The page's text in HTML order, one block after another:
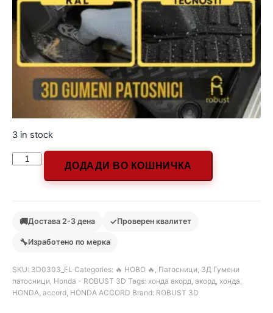
3 in stock
ДОДАДИ ВО КОШНИЧКА
🚚Достава 2-3 дена ✓Проверен квалитет
🔧Изработено по мерка
SKU: 3D0303_FL Categories: 🔥 НОВО 🔥 , Патосници, 3Д Гумени
патосници, Honda - ROBUST 3D Tags: хонда акорд, акорд, хонда,
HONDA, accord, HONDA ACCORD Brand: ROBUST 3D